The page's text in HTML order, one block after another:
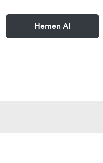
Hemen Al